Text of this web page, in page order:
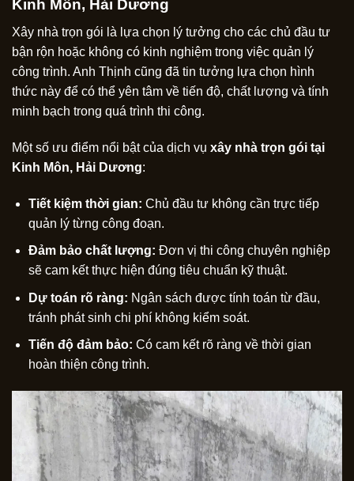
Kinh Môn, Hải Dương
Xây nhà trọn gói là lựa chọn lý tưởng cho các chủ đầu tư
bận rộn hoặc không có kinh nghiệm trong việc quản lý
công trình. Anh Thịnh cũng đã tin tưởng lựa chọn hình
thức này để có thể yên tâm về tiến độ, chất lượng và tính
minh bạch trong quá trình thi công.
Một số ưu điểm nổi bật của dịch vụ xây nhà trọn gói tại
Kinh Môn, Hải Dương:
Tiết kiệm thời gian: Chủ đầu tư không cần trực tiếp
quản lý từng công đoạn.
Đảm bảo chất lượng: Đơn vị thi công chuyên nghiệp
sẽ cam kết thực hiện đúng tiêu chuẩn kỹ thuật.
Dự toán rõ ràng: Ngân sách được tính toán từ đầu,
tránh phát sinh chi phí không kiểm soát.
Tiến độ đảm bảo: Có cam kết rõ ràng về thời gian
hoàn thiện công trình.